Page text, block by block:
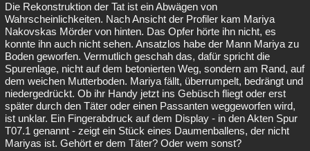
Die Rekonstruktion der Tat ist ein Abwägen von
Wahrscheinlichkeiten. Nach Ansicht der Profiler kam Mariya
Nakovskas Mörder von hinten. Das Opfer hörte ihn nicht, es
konnte ihn auch nicht sehen. Ansatzlos habe der Mann Mariya zu
Boden geworfen. Vermutlich geschah das, dafür spricht die
Spurenlage, nicht auf dem betonierten Weg, sondern am Rand, auf
dem weichen Mutterboden. Mariya fällt, überrumpelt, bedrängt und
niedergedrückt. Ob ihr Handy jetzt ins Gebüsch fliegt oder erst
später durch den Täter oder einen Passanten weggeworfen wird,
ist unklar. Ein Fingerabdruck auf dem Display - in den Akten Spur
T07.1 genannt - zeigt ein Stück eines Daumenballens, der nicht
Mariyas ist. Gehört er dem Täter? Oder wem sonst?